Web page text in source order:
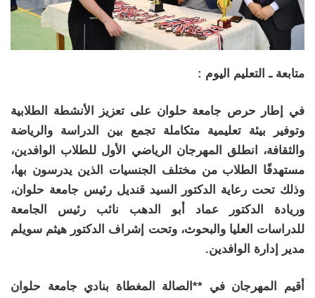
متابعة ـ التعليم اليوم :
في إطار حرص جامعة حلوان على تعزيز الأنشطة الطلابية
وتوفير بيئة تعليمية متكاملة تجمع بين الدراسة والرياضة
والثقافة، انطلق المهرجان الرياضي الأول للطلاب الوافدين،
مستهدفًا الطلاب من مختلف الجنسيات الذين يدرسون بها،
وذلك تحت رعاية الدكتور السيد قنديل رئيس جامعة حلوان،
وريادة الدكتور عماد أبو الدهب نائب رئيس الجامعة
للدراسات العليا والبحوث، وتحت إشراف الدكتور هيثم سويلم
مدير إدارة الوافدين.
أقيم المهرجان في **الصالة المغطاة بنادي جامعة حلوان